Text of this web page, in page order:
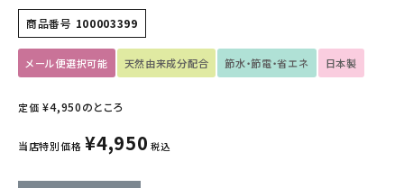
キッチン用品
ブランド
定期購入
商品番号 100003399
メール便選択可能 天然由来成分配合 節水・節電・省エネ 日本製
定価 ¥4,950のところ
当店特別価格 ¥4,950 税込